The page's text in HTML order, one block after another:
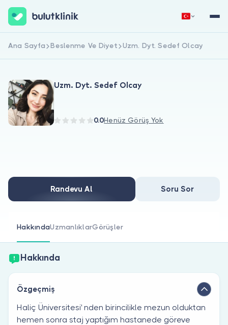
Doktorlar için
Doktor musunuz?
Hemen Kaydol Giriş Yap
Ana Sayfa Beslenme Ve Diyet Uzm. Dyt. Sedef Olcay
Uzm. Dyt. Sedef Olcay
0.0Henüz Görüş Yok
Randevu Al Soru Sor
HakkındaUzmanlıklarGörüşler
Hakkında
Özgeçmiş
Haliç Üniversitesi' nden birincilikle mezun olduktan
hemen sonra staj yaptığım hastanede göreve